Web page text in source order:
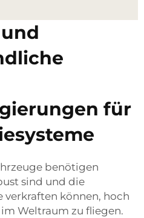
für
benötigen
sind und die
verkraften können, hoch
Weltraum zu fliegen.